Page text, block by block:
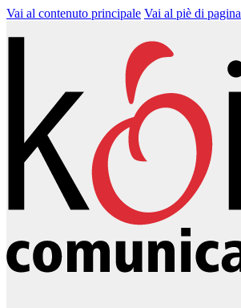
Vai al contenuto principale Vai al piè di pagina